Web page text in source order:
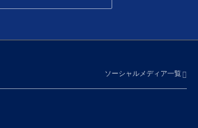
ソーシャルメディア一覧